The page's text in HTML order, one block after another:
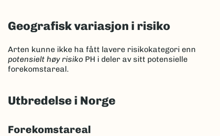
Geografisk variasjon i risiko
Arten kunne ikke ha fått lavere risikokategori enn
potensielt høy risiko PH i deler av sitt potensielle
forekomstareal.
Utbredelse i Norge
Forekomstareal